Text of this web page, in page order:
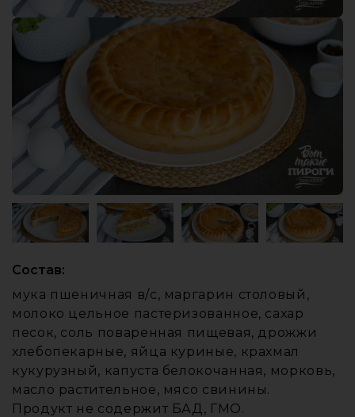
Состав:
мука пшеничная в/с, маргарин столовый,
молоко цельное пастеризованное, сахар
песок, соль поваренная пищевая, дрожжи
хлебопекарные, яйца куриные, крахмал
кукурузный, капуста белокочанная, морковь,
масло растительное, мясо свинины.
Продукт не содержит БАД, ГМО.